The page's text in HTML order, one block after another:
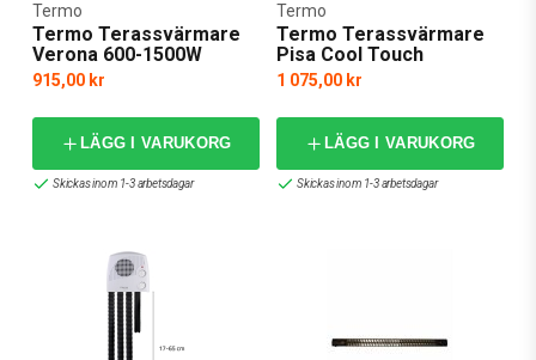
Termo Terassvärmare
Verona 600-1500W
Termo
915,00 kr
LÄGG I VARUKORG
Skickas inom 1-3 arbetsdagar
Termo Terassvärmare
Pisa Cool Touch
Termo
1 075,00 kr
LÄGG I VARUKORG
Skickas inom 1-3 arbetsdagar